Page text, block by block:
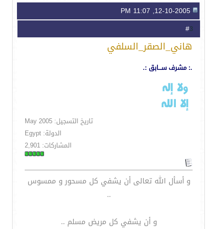
3
هاني_الصقر_السلفي
.: مشرف ســـابق :.
تاريخ التسجيل: May 2005
الدولة: Egypt
المشاركات: 2,901
و أسأل الله تعالى أن يشفي كل مسحور و ممسوس
..
و أن يشفي كل مريض مسلم ..